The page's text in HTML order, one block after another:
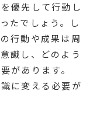
優先して行動し
たでしょう。し
行動や成果は周
識し、どのよう
があります。
に変える必要が